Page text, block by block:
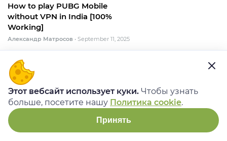
How to play PUBG Mobile
without VPN in India [100%
Working]
Александр Матросов • September 11, 2025
ПОПУЛЯРНЫЕ СТАТЬИ
Этот вебсайт использует куки. Чтобы узнать
больше, посетите нашу Политика cookie.
Принять